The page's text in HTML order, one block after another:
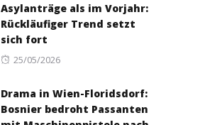
Asylanträge als im Vorjahr:
Rückläufiger Trend setzt
sich fort
Posted
25/05/2026
Drama in Wien-Floridsdorf:
Bosnier bedroht Passanten